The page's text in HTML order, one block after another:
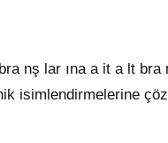
nş lar ına a it a lt
isimlendirmelerine